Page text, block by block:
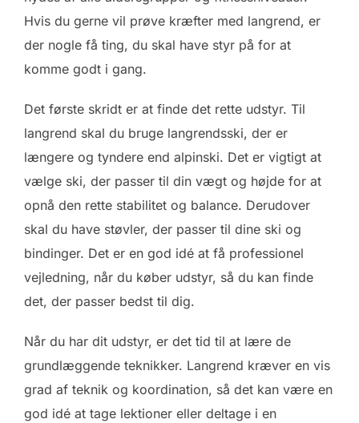
Hvis du gerne vil prøve kræfter med langrend, er
der nogle få ting, du skal have styr på for at
komme godt i gang.
Det første skridt er at finde det rette udstyr. Til
langrend skal du bruge langrendsski, der er
længere og tyndere end alpinski. Det er vigtigt at
vælge ski, der passer til din vægt og højde for at
opnå den rette stabilitet og balance. Derudover
skal du have støvler, der passer til dine ski og
bindinger. Det er en god idé at få professionel
vejledning, når du køber udstyr, så du kan finde
det, der passer bedst til dig.
Når du har dit udstyr, er det tid til at lære de
grundlæggende teknikker. Langrend kræver en vis
grad af teknik og koordination, så det kan være en
god idé at tage lektioner eller deltage i en